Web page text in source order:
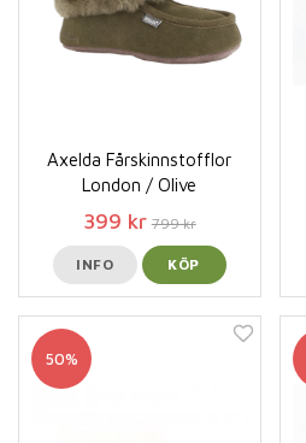
Axelda Fårskinnstofflor
London / Olive
399 kr 799 kr
INFO KÖP
50%